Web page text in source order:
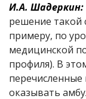
И.А. Шадеркин:
решение такой
примеру, по
медицинской
профиля). В
оказывать